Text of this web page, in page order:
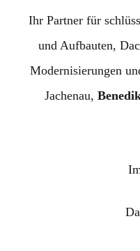
Ihr Partner für
und Aufbauten,
Modernisierungen
Jachenau,